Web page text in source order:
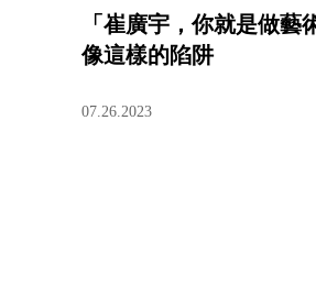
「崔廣宇，你就是做藝
像這樣的陷阱
07.26.2023